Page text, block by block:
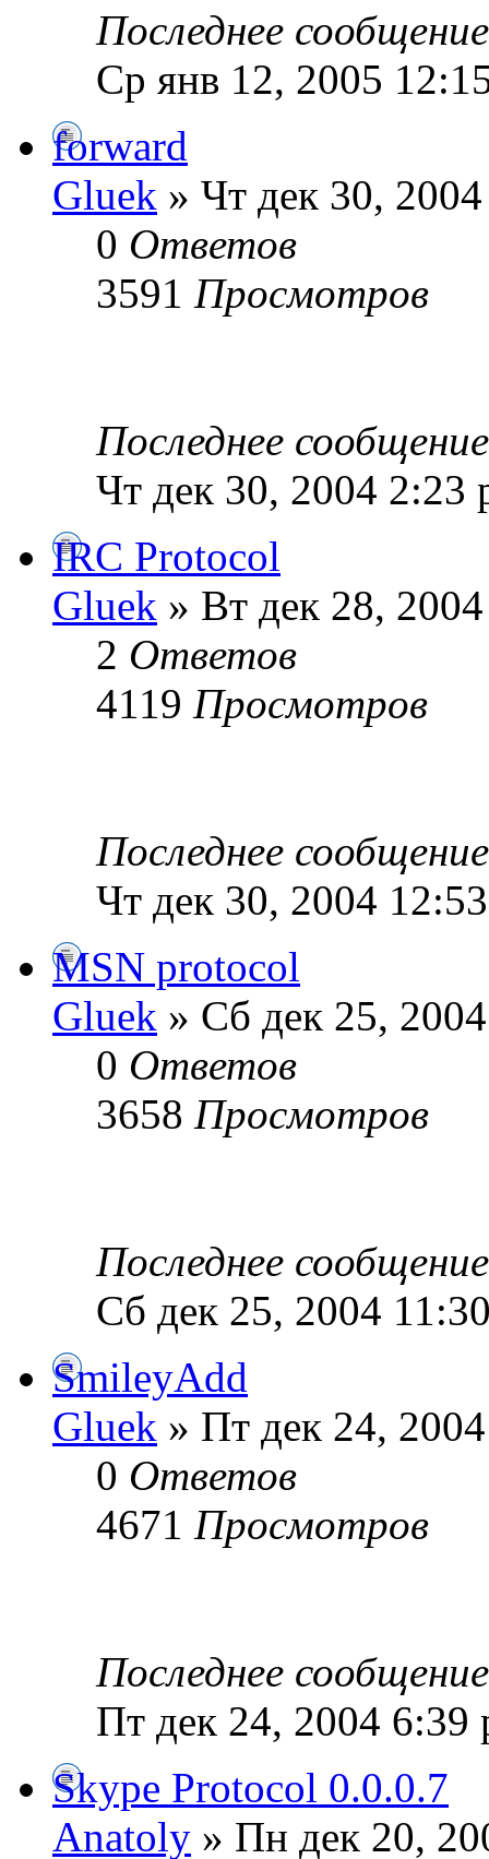
Последнее
Ср янв 12, 2005
forward
Gluek » Чт дек 30,
0 Ответов
3591 Просмотров
Последнее
Чт дек 30, 2004 2:23
IRC Protocol
Gluek » Вт дек 28,
2 Ответов
4119 Просмотров
Последнее
Чт дек 30, 2004
MSN protocol
Gluek » Сб дек 25,
0 Ответов
3658 Просмотров
Последнее
Сб дек 25, 2004
SmileyAdd
Gluek » Пт дек 24,
0 Ответов
4671 Просмотров
Последнее
Пт дек 24, 2004 6:39
Skype Protocol 0.0.0.7
Anatoly » Пн дек 20,